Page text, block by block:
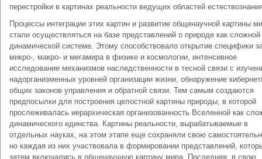
перестройки в картинах реальности ведущих областей
Процессы интеграции этих картин и развитие общенаучной картины
стали осуществляться на базе представлений о природе как сложной
динамической системе. Этому способствовало открытие специфики
микро-, макро- и мегамира в физике и космологии, интенсивное
исследование механизмов наследственности в тесной связи с
надорганизменных уровней организации жизни, обнаружение
общих законов управления и обратной связи. Тем самым создаются
предпосылки для построения целостной картины природы, в которой
прослеживалась иерархическая организованность Вселенной как
динамического единства. Картины реальности, вырабатываемые в
отдельных науках, на этом этапе еще сохраняли свою
но каждая из них участвовала в формировании представлений,
затем включались в общенаучную картину мира. Последняя, в свою